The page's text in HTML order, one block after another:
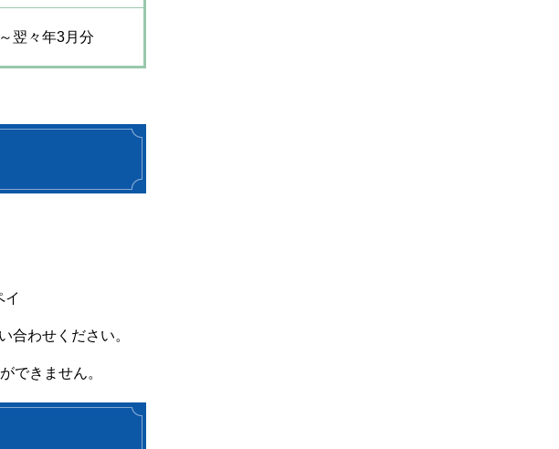
翌々年3月分
イ
合わせください。
できません。